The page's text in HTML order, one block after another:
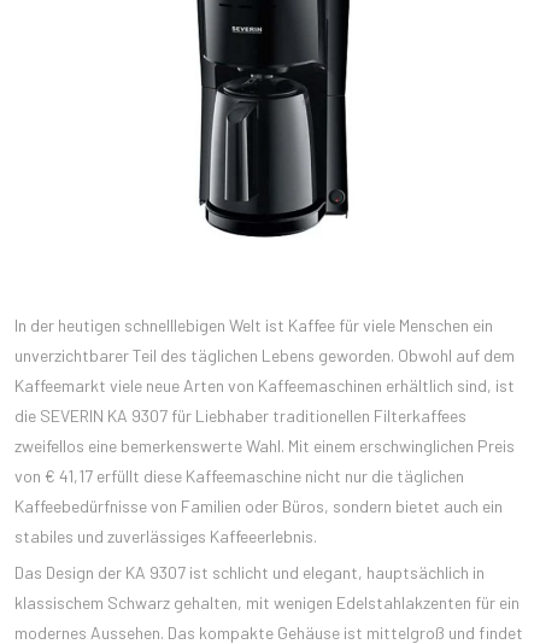
In der heutigen schnelllebigen Welt ist Kaffee für viele Menschen ein
unverzichtbarer Teil des täglichen Lebens geworden. Obwohl auf dem
Kaffeemarkt viele neue Arten von Kaffeemaschinen erhältlich sind, ist
die SEVERIN KA 9307 für Liebhaber traditionellen Filterkaffees
zweifellos eine bemerkenswerte Wahl. Mit einem erschwinglichen Preis
von € 41,17 erfüllt diese Kaffeemaschine nicht nur die täglichen
Kaffeebedürfnisse von Familien oder Büros, sondern bietet auch ein
stabiles und zuverlässiges Kaffeeerlebnis.
Das Design der KA 9307 ist schlicht und elegant, hauptsächlich in
klassischem Schwarz gehalten, mit wenigen Edelstahlakzenten für ein
modernes Aussehen. Das kompakte Gehäuse ist mittelgroß und findet